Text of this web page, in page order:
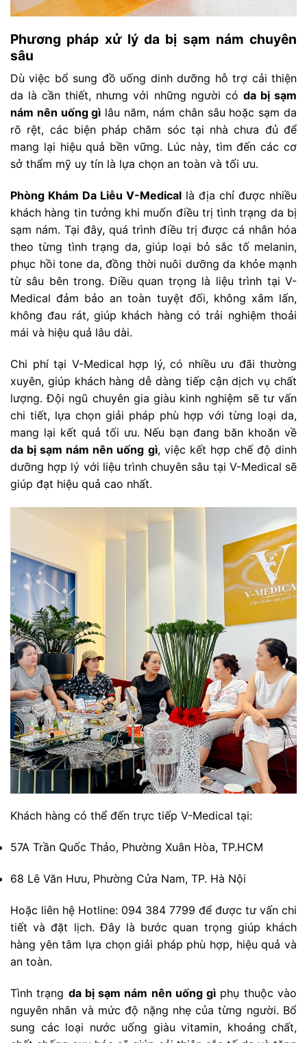
Phương pháp xử lý da bị sạm nám chuyên
sâu
Dù việc bổ sung đồ uống dinh dưỡng hỗ trợ cải thiện
da là cần thiết, nhưng với những người có da bị sạm
nám nên uống gì lâu năm, nám chân sâu hoặc sạm da
rõ rệt, các biện pháp chăm sóc tại nhà chưa đủ để
mang lại hiệu quả bền vững. Lúc này, tìm đến các cơ
sở thẩm mỹ uy tín là lựa chọn an toàn và tối ưu.
Phòng Khám Da Liễu V-Medical là địa chỉ được nhiều
khách hàng tin tưởng khi muốn điều trị tình trạng da bị
sạm nám. Tại đây, quá trình điều trị được cá nhân hóa
theo từng tình trạng da, giúp loại bỏ sắc tố melanin,
phục hồi tone da, đồng thời nuôi dưỡng da khỏe mạnh
từ sâu bên trong. Điều quan trọng là liệu trình tại V-
Medical đảm bảo an toàn tuyệt đối, không xâm lấn,
không đau rát, giúp khách hàng có trải nghiệm thoải
mái và hiệu quả lâu dài.
Chi phí tại V-Medical hợp lý, có nhiều ưu đãi thường
xuyên, giúp khách hàng dễ dàng tiếp cận dịch vụ chất
lượng. Đội ngũ chuyên gia giàu kinh nghiệm sẽ tư vấn
chi tiết, lựa chọn giải pháp phù hợp với từng loại da,
mang lại kết quả tối ưu. Nếu bạn đang băn khoăn về
da bị sạm nám nên uống gì, việc kết hợp chế độ dinh
dưỡng hợp lý với liệu trình chuyên sâu tại V-Medical sẽ
giúp đạt hiệu quả cao nhất.
Khách hàng có thể đến trực tiếp V-Medical tại:
57A Trần Quốc Thảo, Phường Xuân Hòa, TP.HCM
68 Lê Văn Hưu, Phường Cửa Nam, TP. Hà Nội
Hoặc liên hệ Hotline: 094 384 7799 để được tư vấn chi
tiết và đặt lịch. Đây là bước quan trọng giúp khách
hàng yên tâm lựa chọn giải pháp phù hợp, hiệu quả và
an toàn.
Tình trạng da bị sạm nám nên uống gì phụ thuộc vào
nguyên nhân và mức độ nặng nhẹ của từng người. Bổ
sung các loại nước uống giàu vitamin, khoáng chất,